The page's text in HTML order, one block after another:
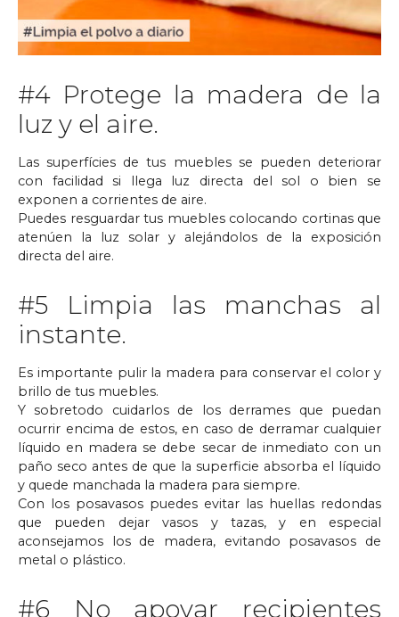
#4 Protege la madera de la
luz y el aire.
Las superfícies de tus muebles se pueden deteriorar
con facilidad si llega luz directa del sol o bien se
exponen a corrientes de aire.
Puedes resguardar tus muebles colocando cortinas que
atenúen la luz solar y alejándolos de la exposición
directa del aire.
#5 Limpia las manchas al
instante.
Es importante pulir la madera para conservar el color y
brillo de tus muebles.
Y sobretodo cuidarlos de los derrames que puedan
ocurrir encima de estos, en caso de derramar cualquier
líquido en madera se debe secar de inmediato con un
paño seco antes de que la superficie absorba el líquido
y quede manchada la madera para siempre.
Con los posavasos puedes evitar las huellas redondas
que pueden dejar vasos y tazas, y en especial
aconsejamos los de madera, evitando posavasos de
metal o plástico.
#6 No apoyar recipientes